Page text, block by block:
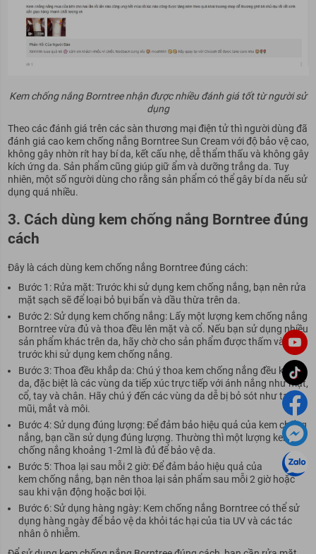
Kem chống nắng Borntree nhận được nhiều đánh giá tốt từ người sử
dụng
Theo các đánh giá trên các sàn thương mại điện tử thì người dùng đã
đánh giá cao kem chống nắng Borntree Sun Cream với độ bảo vệ cao,
không gây nhờn rít hay bí da, kết cấu nhẹ, dễ thẩm thấu và không gây
kích ứng da. Sản phẩm cũng giúp giữ ẩm và dưỡng trắng da. Tuy
nhiên, một số người dùng cho rằng sản phẩm có thể gây bí da nếu sử
dụng quá nhiều.
3. Cách dùng kem chống nắng Borntree đúng
cách
Đây là cách dùng kem chống nắng Borntree đúng cách:
Bước 1: Rửa mặt: Trước khi sử dụng kem chống nắng, bạn nên rửa
mặt sạch sẽ để loại bỏ bụi bẩn và dầu thừa trên da.
Bước 2: Sử dụng kem chống nắng: Lấy một lượng kem chống nắng
Borntree vừa đủ và thoa đều lên mặt và cổ. Nếu bạn sử dụng nhiều
sản phẩm khác trên da, hãy chờ cho sản phẩm được thấm vào da
trước khi sử dụng kem chống nắng.
Bước 3: Thoa đều khắp da: Chú ý thoa kem chống nắng đều khắp
da, đặc biệt là các vùng da tiếp xúc trực tiếp với ánh nắng như mặt,
cổ, tay và chân. Hãy chú ý đến các vùng da dễ bị bỏ sót như tai,
mũi, mắt và môi.
Bước 4: Sử dụng đúng lượng: Để đảm bảo hiệu quả của kem chống
nắng, bạn cần sử dụng đúng lượng. Thường thì một lượng kem
chống nắng khoảng 1-2ml là đủ để bảo vệ da.
Bước 5: Thoa lại sau mỗi 2 giờ: Để đảm bảo hiệu quả của
kem chống nắng, bạn nên thoa lại sản phẩm sau mỗi 2 giờ hoặc
sau khi vận động hoặc bơi lội.
Bước 6: Sử dụng hàng ngày: Kem chống nắng Borntree có thể sử
dụng hàng ngày để bảo vệ da khỏi tác hại của tia UV và các tác
nhân ô nhiễm.